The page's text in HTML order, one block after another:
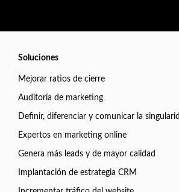
Soluciones
Mejorar ratios de cierre
Auditoría de marketing
Definir, diferenciar y comunicar la
Expertos en marketing online
Genera más leads y de mayor calidad
Implantación de estrategia CRM